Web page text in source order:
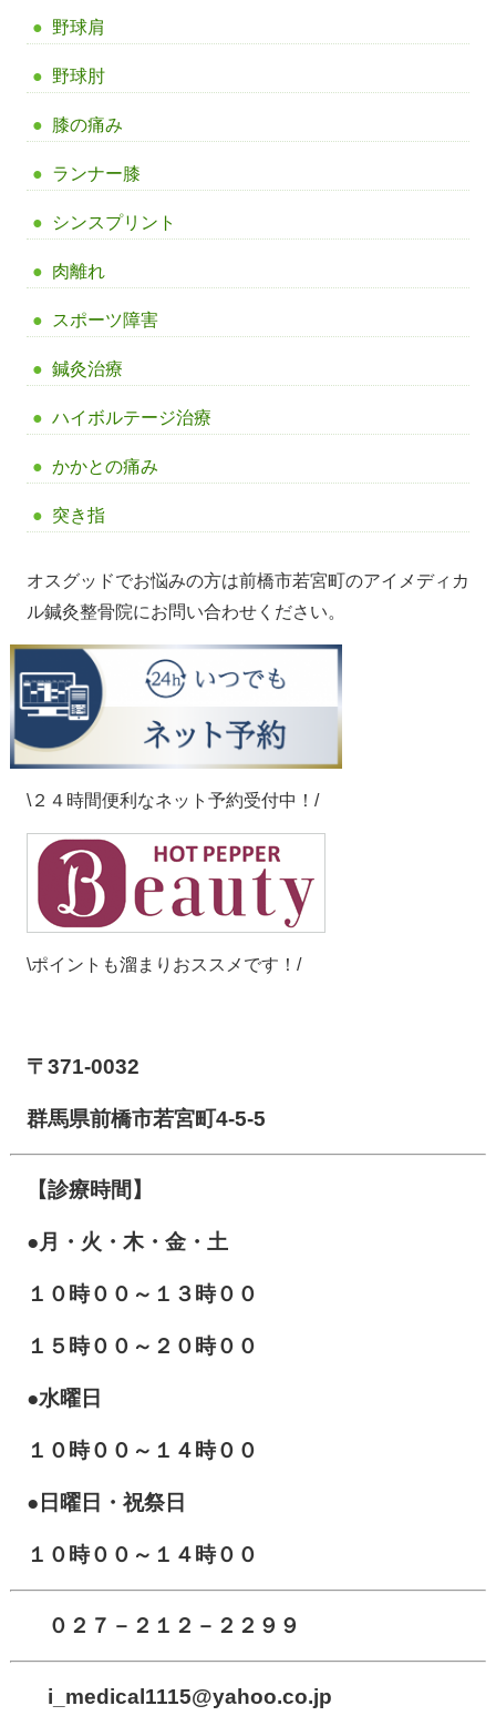
野球肩
野球肘
膝の痛み
ランナー膝
シンスプリント
肉離れ
スポーツ障害
鍼灸治療
ハイボルテージ治療
かかとの痛み
突き指
オスグッドでお悩みの方は前橋市若宮町のアイメディカ
ル鍼灸整骨院にお問い合わせください。
\２４時間便利なネット予約受付中！/
\ポイントも溜まりおススメです！/
〒371-0032
群馬県前橋市若宮町4-5-5
【診療時間】
●月・火・木・金・土
１０時００～１３時００
１５時００～２０時００
●水曜日
１０時００～１４時００
●日曜日・祝祭日
１０時００～１４時００
０２７－２１２－２２９９
i_medical1115@yahoo.co.jp